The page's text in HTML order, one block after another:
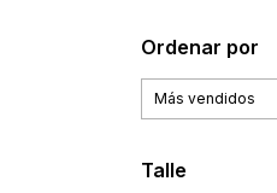
Ordenar por
Talle